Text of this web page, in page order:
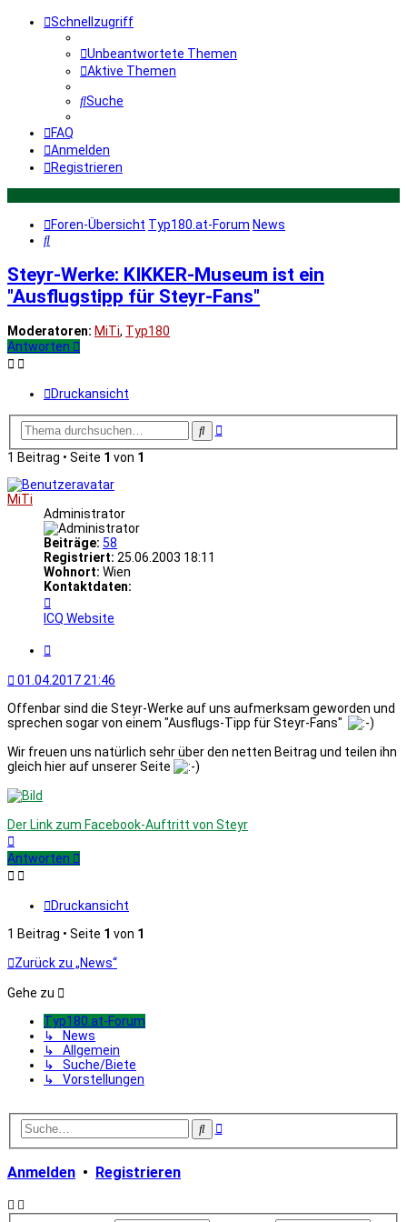
Schnellzugriff
Unbeantwortete Themen
Aktive Themen
Suche
FAQ
Anmelden
Registrieren
Foren-Übersicht Typ180.at-Forum News
Suche
Steyr-Werke: KIKKER-Museum ist ein
"Ausflugstipp für Steyr-Fans"
Moderatoren: MiTi, Typ180
Antworten
Druckansicht
SucheErweiterte
1 Beitrag • Seite 1 von 1
MiTi
Administrator
Beiträge: 58
Registriert: 25.06.2003 18:11
Wohnort: Wien
Kontaktdaten:
von
MiTi
ICQ Website
01.04.2017 21:46
Offenbar sind die Steyr-Werke auf uns aufmerksam geworden und
sprechen sogar von einem "Ausflugs-Tipp für Steyr-Fans"
Wir freuen uns natürlich sehr über den netten Beitrag und teilen ihn
gleich hier auf unserer Seite
Der Link zum Facebook-Auftritt von Steyr
oben
Antworten
Druckansicht
1 Beitrag • Seite 1 von 1
Zurück zu „News“
Gehe zu
Typ180.at-Forum
↳ News
↳ Allgemein
↳ Suche/Biete
↳ Vorstellungen
SucheErweiterte
Anmelden • Registrieren